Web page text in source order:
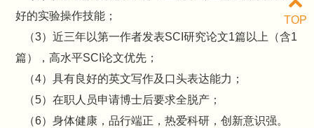
好的实验操作技能；
（3）近三年以第一作者发表SCI研究论文1篇以上（含1
篇），高水平SCI论文优先；
（4）具有良好的英文写作及口头表达能力；
（5）在职人员申请博士后要求全脱产；
（6）身体健康，品行端正，热爱科研，创新意识强。
TOP